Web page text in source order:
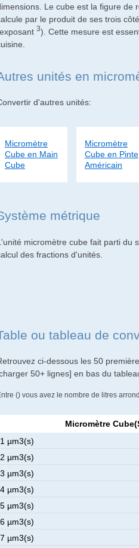
Le cube est la figure de
par le produit de ses trois
3). Cette mesure est
unités en
d'autres unités:
Micromètre
Cube en Main
Cube
Micromètre
Cube en Pinte
Américain
métrique
micromètre cube fait parti du
des fractions d'unités.
ou tableau de
ci-dessous les 50
50+ lignes] en bas du
() vous avez le nombre de litres
Micromètre
1 µm3(s)
2 µm3(s)
3 µm3(s)
4 µm3(s)
5 µm3(s)
6 µm3(s)
7 µm3(s)